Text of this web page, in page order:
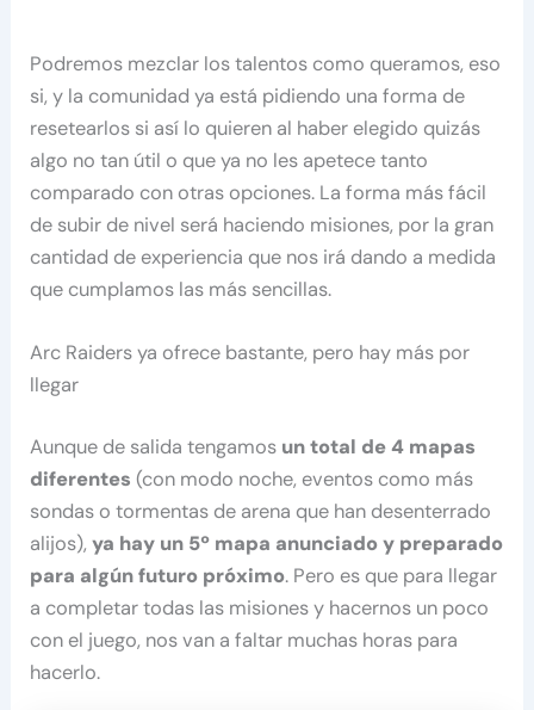
Podremos mezclar los talentos como queramos, eso
si, y la comunidad ya está pidiendo una forma de
resetearlos si así lo quieren al haber elegido quizás
algo no tan útil o que ya no les apetece tanto
comparado con otras opciones. La forma más fácil
de subir de nivel será haciendo misiones, por la gran
cantidad de experiencia que nos irá dando a medida
que cumplamos las más sencillas.
Arc Raiders ya ofrece bastante, pero hay más por
llegar
Aunque de salida tengamos un total de 4 mapas
diferentes (con modo noche, eventos como más
sondas o tormentas de arena que han desenterrado
alijos),ya hay un 5º mapa anunciado y preparado
para algún futuro próximo. Pero es que para llegar
a completar todas las misiones y hacernos un poco
con el juego, nos van a faltar muchas horas para
hacerlo.